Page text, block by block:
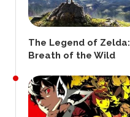
The Legend of Zelda:
Breath of the Wild